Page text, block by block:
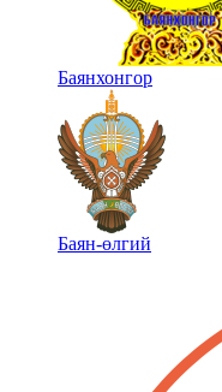
Баянхонгор
Баян-өлгий